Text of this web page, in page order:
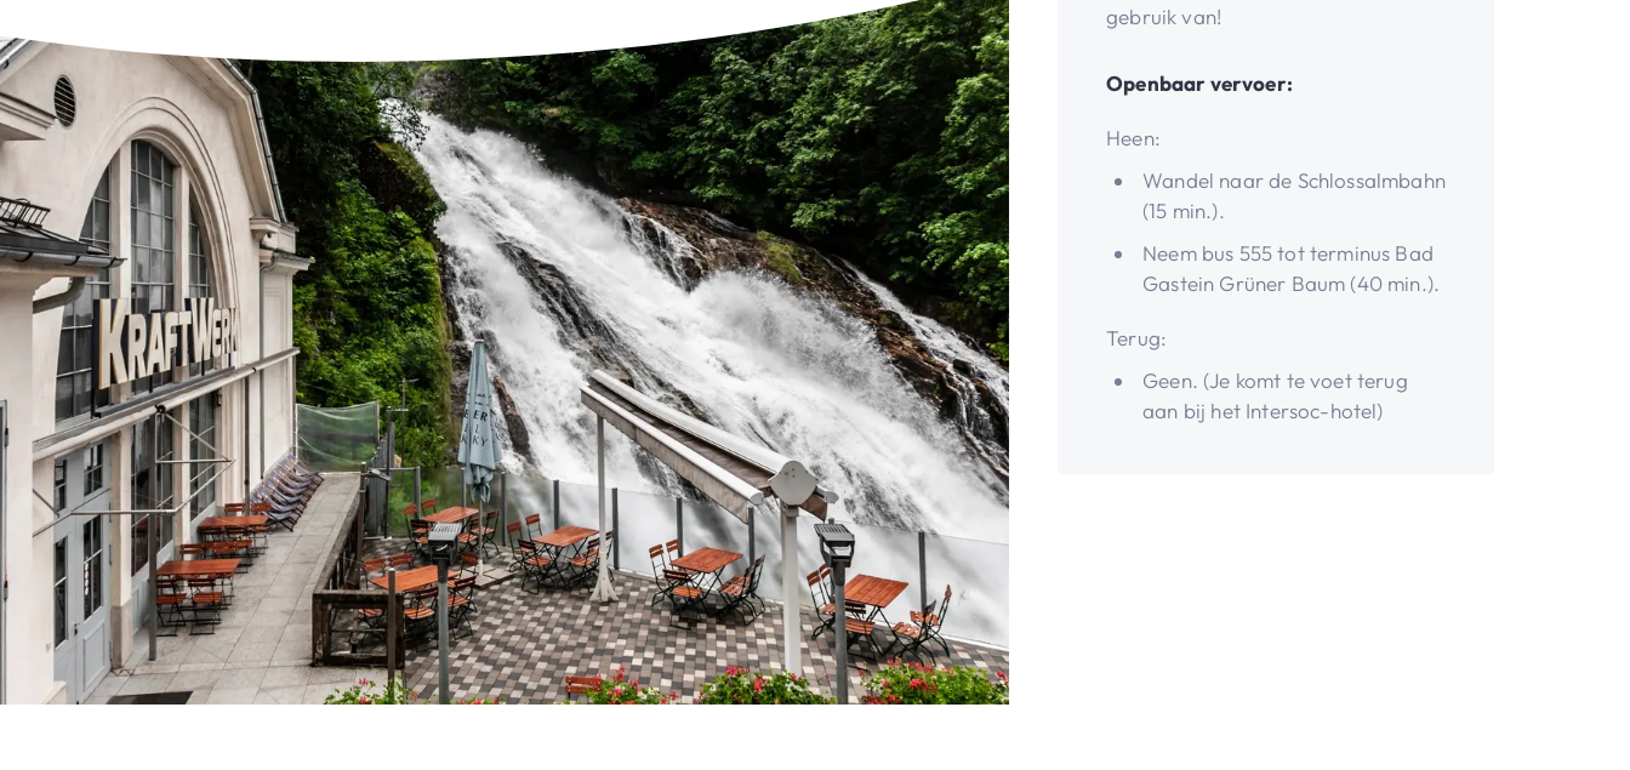
gebruik van!
Openbaar vervoer:
Heen:
Wandel naar de Schlossalmbahn
(15 min.).
Neem bus 555 tot terminus Bad
Gastein Grüner Baum (40 min.).
Terug:
Geen. (Je komt te voet terug
aan bij het Intersoc-hotel)